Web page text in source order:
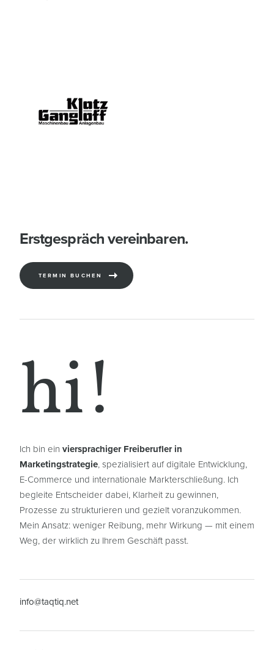
Erstgespräch vereinbaren.
TERMIN BUCHEN
hi!
Ich bin ein viersprachiger Freiberufler in
Marketingstrategie, spezialisiert auf digitale Entwicklung,
E-Commerce und internationale Markterschließung. Ich
begleite Entscheider dabei, Klarheit zu gewinnen,
Prozesse zu strukturieren und gezielt voranzukommen.
Mein Ansatz: weniger Reibung, mehr Wirkung — mit einem
Weg, der wirklich zu Ihrem Geschäft passt.
info@taqtiq.net